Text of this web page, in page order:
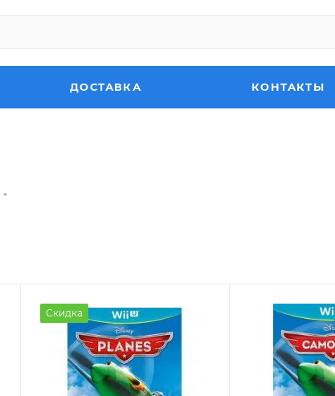
ДОСТАВКА КОНТАКТЫ
Скидка